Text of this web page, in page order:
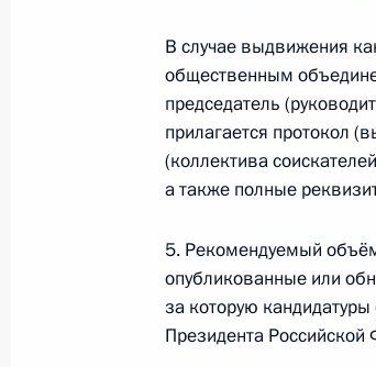
в
28 мая 2019 года, 12:30
27 мая 2019 года,
в укрепление
27 мая 2019 года, 15:30
В случае выдвижения
общественным
председатель
прилагается протокол
(коллектива
а также полные
5. Рекомендуемый
опубликованные или
за которую
Президента Российской